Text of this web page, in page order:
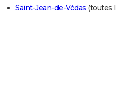
Alimentation
Guide de la santé
Maladies
Médicaments
Sommeil
VOYAGE
Saint-Jean-de-Védas (toutes